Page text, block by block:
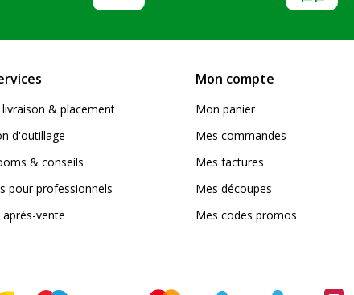
& placement
d'outillage
& conseils
pour professionnels
après-vente
Mon compte
Mon panier
Mes commandes
Mes factures
Mes découpes
Mes codes promos